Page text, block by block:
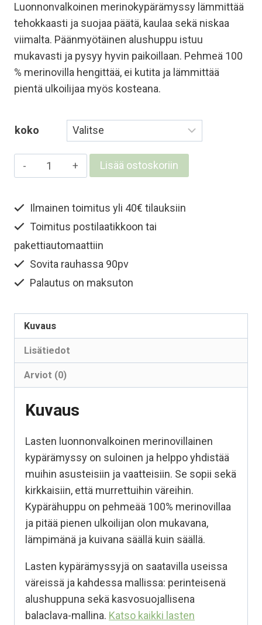
Luonnonvalkoinen merinokypärämyssy lämmittää
tehokkaasti ja suojaa päätä, kaulaa sekä niskaa
viimalta. Päänmyötäinen alushuppu istuu
mukavasti ja pysyy hyvin paikoillaan. Pehmeä 100
% merinovilla hengittää, ei kutita ja lämmittää
pientä ulkoilijaa myös kosteana.
koko
Lasten
ja
merinokypärämyssy
-
Luonnonvalkoinen
määrä
Lisää ostoskoriin
Ilmainen toimitus yli 40€ tilauksiin
Toimitus postilaatikkoon tai
pakettiautomaattiin
Sovita rauhassa 90pv
Palautus on maksuton
Kuvaus
Lisätiedot
Arviot (0)
Kuvaus
Lasten luonnonvalkoinen merinovillainen
kypärämyssy on suloinen ja helppo yhdistää
muihin asusteisiin ja vaatteisiin. Se sopii sekä
kirkkaisiin, että murrettuihin väreihin.
Kypärähuppu on pehmeää 100% merinovillaa
ja pitää pienen ulkoilijan olon mukavana,
lämpimänä ja kuivana säällä kuin säällä.
Lasten kypärämyssyjä on saatavilla useissa
väreissä ja kahdessa mallissa: perinteisenä
alushuppuna sekä kasvosuojallisena
balaclava-mallina. Katso kaikki lasten